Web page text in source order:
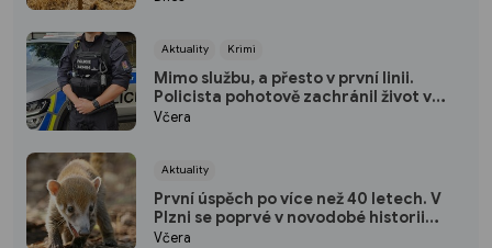
Aktuality Krimi
Mimo službu, a přesto v první linii.
Policista pohotově zachránil život v
plzeňském fitku
Včera
Aktuality
První úspěch po více než 40 letech. V
Plzni se poprvé v novodobé historii
narodili nosálové bělohubí
Včera